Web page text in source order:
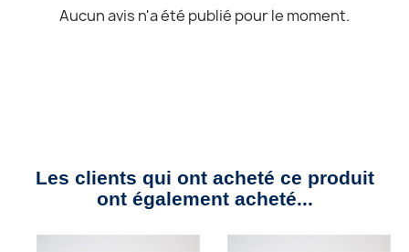
Aucun avis n'a été publié pour le moment.
Les clients qui ont acheté ce produit
ont également acheté...